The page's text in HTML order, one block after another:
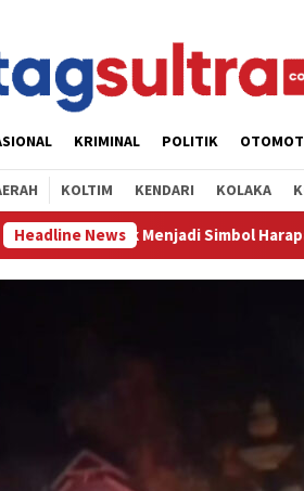
KRIMINAL POLITIK
KOLTIM KENDARI KOLAKA
Headline News
Harapan Petani, Kapolres Kolaka